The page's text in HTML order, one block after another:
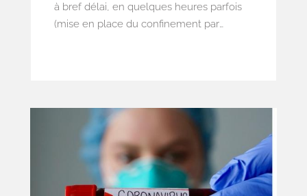
à bref délai, en quelques heures parfois
(mise en place du confinement par